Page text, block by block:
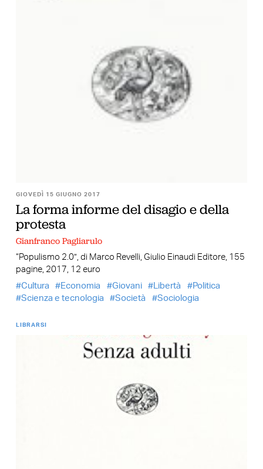
GIOVEDÌ 15 GIUGNO 2017
La forma informe del disagio e della
protesta
Gianfranco Pagliarulo
“Populismo 2.0”, di Marco Revelli, Giulio Einaudi Editore, 155
pagine, 2017, 12 euro
Cultura
Economia Giovani Libertà
Politica
Scienza e tecnologia
Società Sociologia
LIBRARSI